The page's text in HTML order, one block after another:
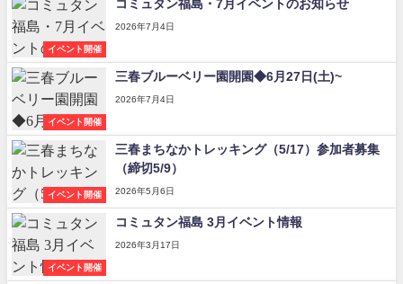
イベント開催
コミュタン福島・7月イベントのお知らせ
2026年7月4日
イベント開催
三春ブルーベリー園開園◆6月27日(土)~
2026年7月4日
イベント開催
三春まちなかトレッキング（5/17）参加者募集
（締切5/9）
2026年5月6日
イベント開催
コミュタン福島 3月イベント情報
2026年3月17日